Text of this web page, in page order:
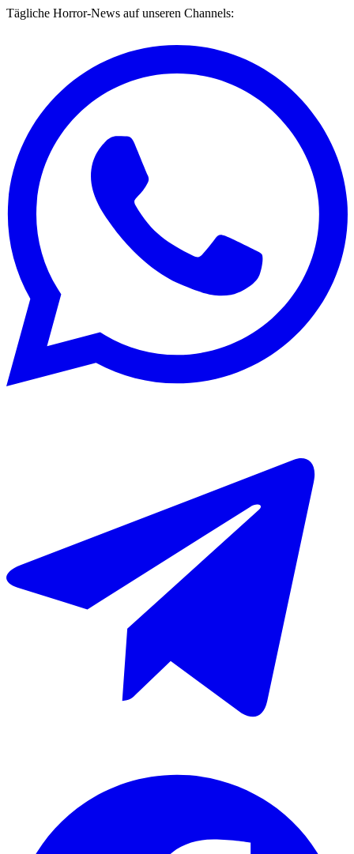
Tägliche Horror-News auf unseren Channels: